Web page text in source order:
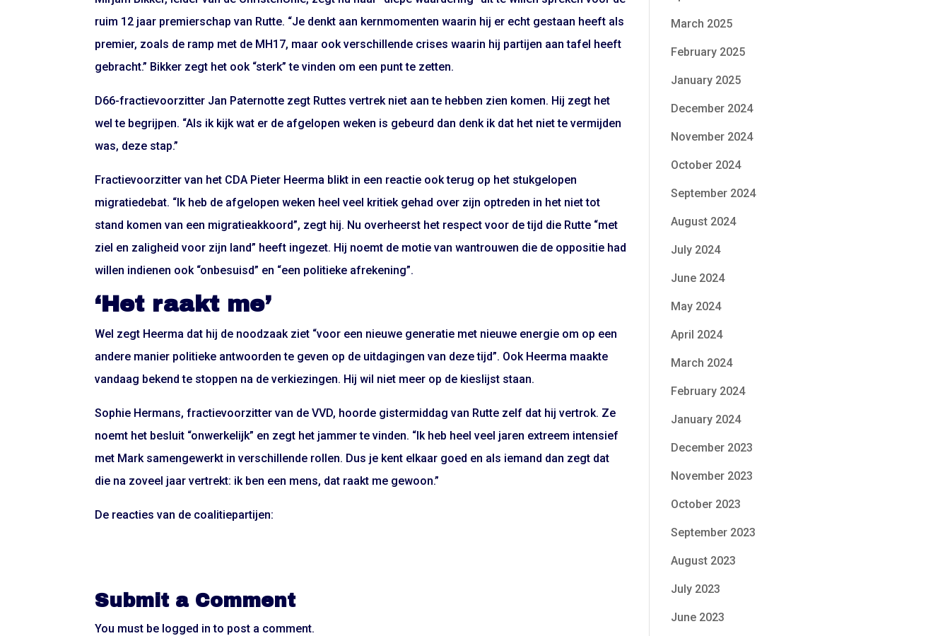
ruim 12 jaar premierschap van Rutte. “Je denkt aan kernmomenten waarin hij er echt gestaan heeft als
premier, zoals de ramp met de MH17, maar ook verschillende crises waarin hij partijen aan tafel heeft
gebracht.” Bikker zegt het ook “sterk” te vinden om een punt te zetten.
D66-fractievoorzitter Jan Paternotte zegt Ruttes vertrek niet aan te hebben zien komen. Hij zegt het
wel te begrijpen. “Als ik kijk wat er de afgelopen weken is gebeurd dan denk ik dat het niet te vermijden
was, deze stap.”
Fractievoorzitter van het CDA Pieter Heerma blikt in een reactie ook terug op het stukgelopen
migratiedebat. “Ik heb de afgelopen weken heel veel kritiek gehad over zijn optreden in het niet tot
stand komen van een migratieakkoord”, zegt hij. Nu overheerst het respect voor de tijd die Rutte “met
ziel en zaligheid voor zijn land” heeft ingezet. Hij noemt de motie van wantrouwen die de oppositie had
willen indienen ook “onbesuisd” en “een politieke afrekening”.
‘Het raakt me’
Wel zegt Heerma dat hij de noodzaak ziet “voor een nieuwe generatie met nieuwe energie om op een
andere manier politieke antwoorden te geven op de uitdagingen van deze tijd”. Ook Heerma maakte
vandaag bekend te stoppen na de verkiezingen. Hij wil niet meer op de kieslijst staan.
Sophie Hermans, fractievoorzitter van de VVD, hoorde gistermiddag van Rutte zelf dat hij vertrok. Ze
noemt het besluit “onwerkelijk” en zegt het jammer te vinden. “Ik heb heel veel jaren extreem intensief
met Mark samengewerkt in verschillende rollen. Dus je kent elkaar goed en als iemand dan zegt dat
die na zoveel jaar vertrekt: ik ben een mens, dat raakt me gewoon.”
De reacties van de coalitiepartijen:
Submit a Comment
You must be logged in to post a comment.
March 2025
February 2025
January 2025
December 2024
November 2024
October 2024
September 2024
August 2024
July 2024
June 2024
May 2024
April 2024
March 2024
February 2024
January 2024
December 2023
November 2023
October 2023
September 2023
August 2023
July 2023
June 2023